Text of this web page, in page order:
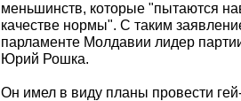
меньшинств, которые "пытаются
качестве нормы". С таким
парламенте Молдавии лидер
Юрий Рошка.
Он имел в виду планы провести